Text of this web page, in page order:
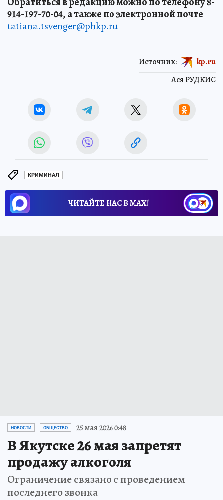
914-197-70-04, а также по электронной почте
tatiana.tsvenger@phkp.ru
Ася РУДКИС
Источник: kp.ru
КРИМИНАЛ
ЧИТАЙТЕ НАС В МАХ!
НОВОСТИ ОБЩЕСТВО 25 мая 2026 0:48
В Якутске 26 мая запретят
продажу алкоголя
Ограничение связано с проведением
последнего звонка